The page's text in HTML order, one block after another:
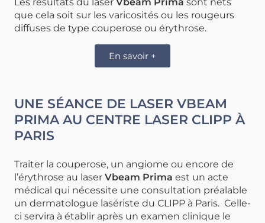
que cela soit sur les varicosités ou les rougeurs
diffuses de type couperose ou érythrose.
En savoir +
UNE SÉANCE DE LASER VBEAM
PRIMA AU CENTRE LASER CLIPP À
PARIS
Traiter la couperose, un angiome ou encore de
l’érythrose au laser Vbeam Prima est un acte
médical qui nécessite une consultation préalable
un dermatologue lasériste du CLIPP à Paris. Celle-
ci servira à établir après un examen clinique le